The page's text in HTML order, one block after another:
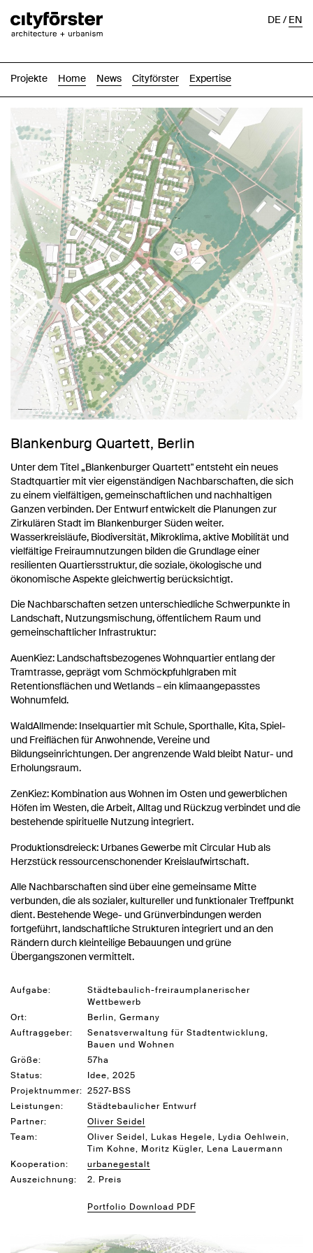
Projekte Home News Cityförster Expertise
DE/EN
Blankenburg Quartett, Berlin
Unter dem Titel „Blankenburger Quartett" entsteht ein neues
Stadtquartier mit vier eigenständigen Nachbarschaften, die sich
zu einem vielfältigen, gemeinschaftlichen und nachhaltigen
Ganzen verbinden. Der Entwurf entwickelt die Planungen zur
Zirkulären Stadt im Blankenburger Süden weiter.
Wasserkreisläufe, Biodiversität, Mikroklima, aktive Mobilität und
vielfältige Freiraumnutzungen bilden die Grundlage einer
resilienten Quartiersstruktur, die soziale, ökologische und
ökonomische Aspekte gleichwertig berücksichtigt.
Die Nachbarschaften setzen unterschiedliche Schwerpunkte in
Landschaft, Nutzungsmischung, öffentlichem Raum und
gemeinschaftlicher Infrastruktur:
AuenKiez: Landschaftsbezogenes Wohnquartier entlang der
Tramtrasse, geprägt vom Schmöckpfuhlgraben mit
Retentionsflächen und Wetlands – ein klimaangepasstes
Wohnumfeld.
WaldAllmende: Inselquartier mit Schule, Sporthalle, Kita, Spiel-
und Freiflächen für Anwohnende, Vereine und
Bildungseinrichtungen. Der angrenzende Wald bleibt Natur- und
Erholungsraum.
ZenKiez: Kombination aus Wohnen im Osten und gewerblichen
Höfen im Westen, die Arbeit, Alltag und Rückzug verbindet und die
bestehende spirituelle Nutzung integriert.
Produktionsdreieck: Urbanes Gewerbe mit Circular Hub als
Herzstück ressourcenschonender Kreislaufwirtschaft.
Alle Nachbarschaften sind über eine gemeinsame Mitte
verbunden, die als sozialer, kultureller und funktionaler Treffpunkt
dient. Bestehende Wege- und Grünverbindungen werden
fortgeführt, landschaftliche Strukturen integriert und an den
Rändern durch kleinteilige Bebauungen und grüne
Übergangszonen vermittelt.
Aufgabe:
Städtebaulich-freiraumplanerischer
Wettbewerb
Ort:
Berlin, Germany
Auftraggeber:
Senatsverwaltung für Stadtentwicklung,
Bauen und Wohnen
Größe:
57ha
Status:
Idee, 2025
Projektnummer: 2527-BSS
Leistungen:
Städtebaulicher Entwurf
Partner:
Oliver Seidel
Team:
Oliver Seidel, Lukas Hegele, Lydia Oehlwein,
Tim Kohne, Moritz Kügler, Lena Lauermann
Kooperation:
urbanegestalt
Auszeichnung:
2. Preis
Portfolio Download PDF